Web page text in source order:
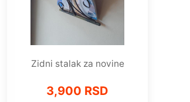
Zidni stalak za novine
3,900 RSD